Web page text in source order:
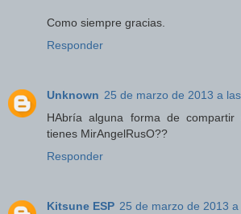
Como siempre gracias.
Responder
Unknown 25 de marzo de 2013 a
HAbría alguna forma de compartir
tienes MirAngelRusO??
Responder
Kitsune ESP 25 de marzo de 2013